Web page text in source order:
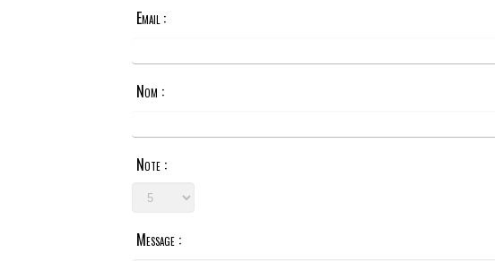
Email :
Nom :
Note :
Message :